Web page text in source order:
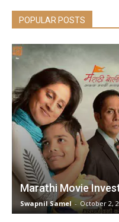
POPULAR POSTS
Marathi Movie
Swapnil Samel - October 2,